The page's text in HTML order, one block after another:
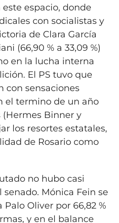
este espacio, donde
con socialistas y
de Clara García
(66,90 % a 33,09 %)
en la lucha interna
El PS tuvo que
con sensaciones
el termino de un año
(Hermes Binner y
los resortes estatales,
de Rosario como
no hubo casi
Mónica Fein se
Oliver por 66,82 %
y en el balance